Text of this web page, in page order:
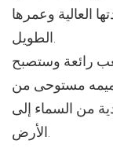
العالية وعمرها
الطويل.
رائعة وستصبح
مستوحى من
من السماء إلى
الأرض.